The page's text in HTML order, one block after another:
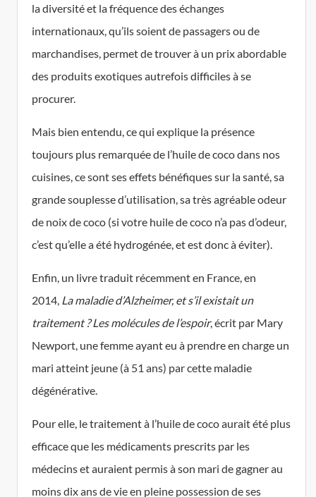
la diversité et la fréquence des échanges
internationaux, qu’ils soient de passagers ou de
marchandises, permet de trouver à un prix abordable
des produits exotiques autrefois difficiles à se
procurer.
Mais bien entendu, ce qui explique la présence
toujours plus remarquée de l’huile de coco dans nos
cuisines, ce sont ses effets bénéfiques sur la santé, sa
grande souplesse d’utilisation, sa très agréable odeur
de noix de coco (si votre huile de coco n’a pas d’odeur,
c’est qu’elle a été hydrogénée, et est donc à éviter).
Enfin, un livre traduit récemment en France, en
2014, La maladie d’Alzheimer, et s’il existait un
traitement ? Les molécules de l’espoir, écrit par Mary
Newport, une femme ayant eu à prendre en charge un
mari atteint jeune (à 51 ans) par cette maladie
dégénérative.
Pour elle, le traitement à l’huile de coco aurait été plus
efficace que les médicaments prescrits par les
médecins et auraient permis à son mari de gagner au
moins dix ans de vie en pleine possession de ses